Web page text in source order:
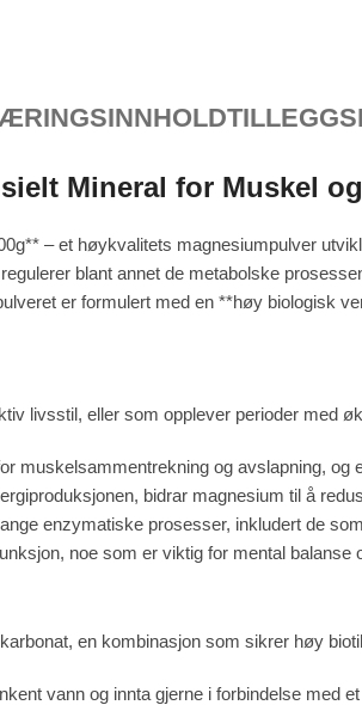
Mineral for Muskel
– et høykvalitets magnesiumpulver
blant annet de metabolske
er formulert med en **høy biologisk
livsstil, eller som opplever perioder med
muskelsammentrekning og avslapning,
bidrar magnesium til å
enzymatiske prosesser, inkludert de
noe som er viktig for mental balanse
en kombinasjon som sikrer høy
vann og innta gjerne i forbindelse med